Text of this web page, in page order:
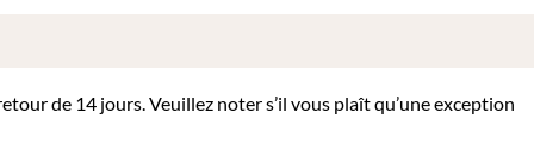
de 14 jours. Veuillez noter s’il vous plaît qu’une exception